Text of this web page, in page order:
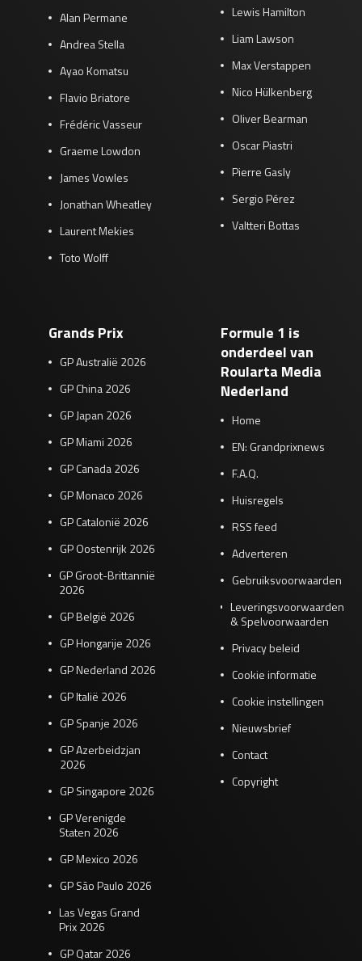
Alan Permane
Andrea Stella
Ayao Komatsu
Flavio Briatore
Frédéric Vasseur
Graeme Lowdon
James Vowles
Jonathan Wheatley
Laurent Mekies
Toto Wolff
Lewis Hamilton
Liam Lawson
Max Verstappen
Nico Hülkenberg
Oliver Bearman
Oscar Piastri
Pierre Gasly
Sergio Pérez
Valtteri Bottas
Grands Prix
GP Australië 2026
GP China 2026
GP Japan 2026
GP Miami 2026
GP Canada 2026
GP Monaco 2026
GP Catalonië 2026
GP Oostenrijk 2026
GP Groot-Brittannië
2026
GP België 2026
GP Hongarije 2026
GP Nederland 2026
GP Italië 2026
GP Spanje 2026
GP Azerbeidzjan
2026
GP Singapore 2026
GP Verenigde
Staten 2026
GP Mexico 2026
GP São Paulo 2026
Las Vegas Grand
Prix 2026
GP Qatar 2026
Formule 1 is
onderdeel van
Roularta Media
Nederland
Home
EN: Grandprixnews
F.A.Q.
Huisregels
RSS feed
Adverteren
Gebruiksvoorwaarden
Leveringsvoorwaarden
& Spelvoorwaarden
Privacy beleid
Cookie informatie
Cookie instellingen
Nieuwsbrief
Contact
Copyright